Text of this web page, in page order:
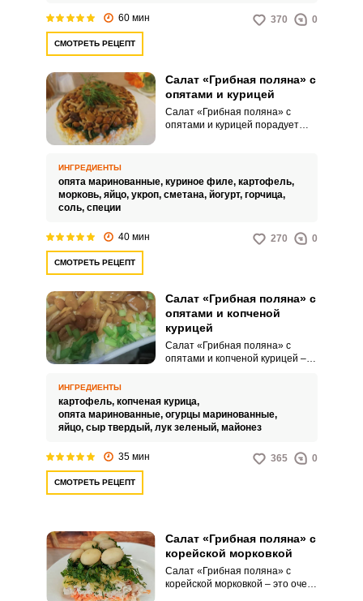
60 мин 370 0
СМОТРЕТЬ РЕЦЕПТ
Салат «Грибная поляна» с
опятами и курицей
Салат «Грибная поляна» с
опятами и курицей порадует
домашнего праздника и станет
настоящим украшением стола.
ИНГРЕДИЕНТЫ
опята маринованные, куриное филе, картофель,
морковь, яйцо, укроп, сметана, йогурт, горчица,
соль, специи
40 мин 270 0
СМОТРЕТЬ РЕЦЕПТ
Салат «Грибная поляна» с
опятами и копченой
курицей
Салат «Грибная поляна» с
опятами и копченой курицей –
исполнении кулинарный
вариант. Используйте наш
пошаговый рецепт с
ИНГРЕДИЕНТЫ
картофель, копченая курица,
опята маринованные, огурцы маринованные,
яйцо, сыр твердый, лук зеленый, майонез
35 мин 365 0
СМОТРЕТЬ РЕЦЕПТ
Салат «Грибная поляна» с
корейской морковкой
Салат «Грибная поляна» с
корейской морковкой – это очень
ВХОД НА САЙТ РЕГИСТРАЦИЯ
с помощью социальных сетей:
или